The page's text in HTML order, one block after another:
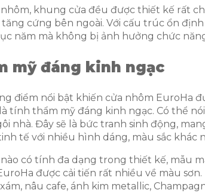
khung cửa đều được thiết kế rất
cứng bên ngoài. Với cấu trúc ổn
năm mà không bị ảnh hưởng chức
mỹ đáng kinh ngạc
điểm nổi bật khiến cửa nhôm EuroHa
tính thẩm mỹ đáng kinh ngạc. Có thể
nhà. Đây sẽ là bức tranh sinh động,
tế với nhiều hình dáng, màu sắc khác
có tính đa dạng trong thiết kế, mẫu
được cải tiến rất nhiều về màu
nâu cafe, ánh kim metallic,